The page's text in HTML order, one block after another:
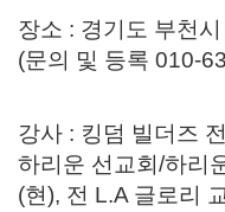
장소 : 경기도 부천
(문의 및 등록 010-
강사 : 킹덤 빌더즈
하리운 선교회/하리
(현), 전 L.A 글로리